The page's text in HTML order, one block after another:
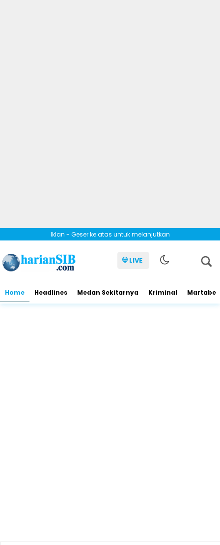
Iklan - Geser ke atas untuk melanjutkan
LIVE
Home Headlines Medan Sekitarnya Kriminal Martabe